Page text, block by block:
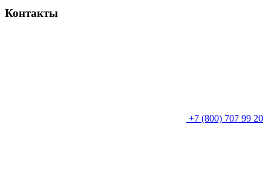
Контакты
+7 (800) 707 99 20